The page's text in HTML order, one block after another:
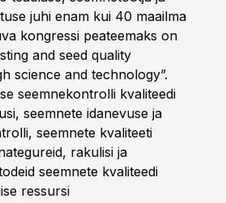
juhi enam kui 40 maailma
kongressi peateemaks on
and seed quality
science and technology”.
seemnekontrolli kvaliteedi
seemnete idanevuse ja
seemnete kvaliteeti
rakulisi ja
seemnete kvaliteedi
ressursi